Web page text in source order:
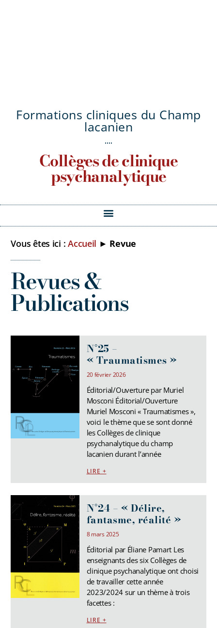
Formations cliniques du Champ
lacanien
Collèges de clinique
psychanalytique
Vous êtes ici :Accueil ► Revue
Revues &
Publications
N°25 –
« Traumatismes »
20 février 2026
Éditorial/Ouverture par Muriel
Mosconi Éditorial/Ouverture
Muriel Mosconi « Traumatismes »,
voici le thème que se sont donné
les Collèges de clinique
psychanalytique du champ
lacanien durant l’année
LIRE +
N°24 – « Délire,
fantasme, réalité »
8 mars 2025
Éditorial par Éliane Pamart Les
enseignants des six Collèges de
clinique psychanalytique ont choisi
de travailler cette année
2023/2024 sur un thème à trois
facettes :
LIRE +